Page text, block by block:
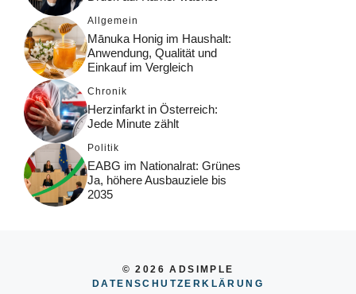
Allgemein
Mānuka Honig im Haushalt:
Anwendung, Qualität und
Einkauf im Vergleich
Chronik
Herzinfarkt in Österreich:
Jede Minute zählt
Politik
EABG im Nationalrat: Grünes
Ja, höhere Ausbauziele bis
2035
© 2026 ADSIMPLE
DATENSCHUTZERKLÄRUNG